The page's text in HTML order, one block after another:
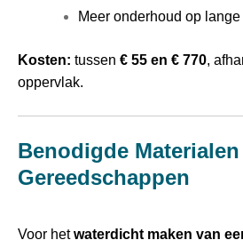
Meer onderhoud op
Kosten: tussen € 55 en € 770,
oppervlak.
Benodigde
Gereedschappen
Voor hetwaterdicht maken van